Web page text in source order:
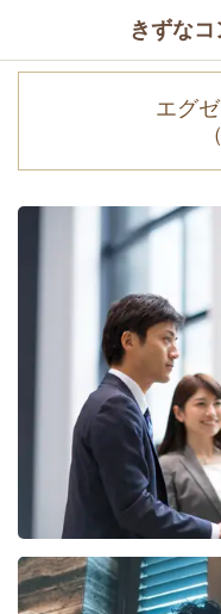
きずな
エグ